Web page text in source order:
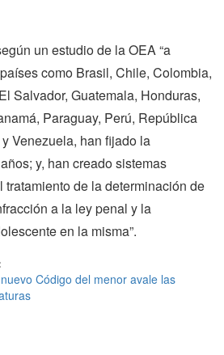
un estudio de la OEA “a
como Brasil, Chile, Colombia,
Salvador, Guatemala, Honduras,
Paraguay, Perú, República
Venezuela, han fijado la
y, han creado sistemas
de la determinación de
a la ley penal y la
en la misma”.
Código del menor avale las